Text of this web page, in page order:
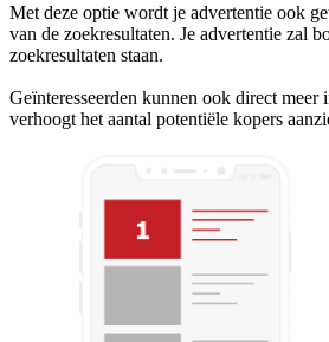
Met deze optie wordt je advertentie ook
van de zoekresultaten. Je advertentie zal
zoekresultaten staan.
Geïnteresseerden kunnen ook direct
verhoogt het aantal potentiële kopers